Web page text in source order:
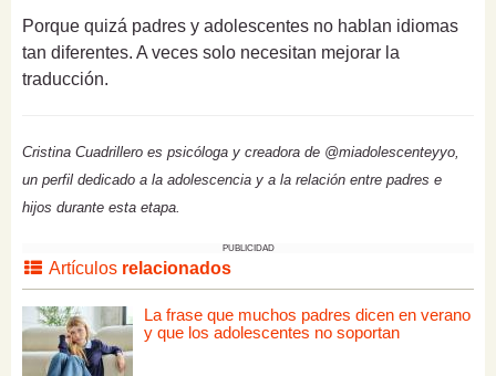
Porque quizá padres y adolescentes no hablan idiomas
tan diferentes. A veces solo necesitan mejorar la
traducción.
Cristina Cuadrillero es psicóloga y creadora de @miadolescenteyyo,
un perfil dedicado a la adolescencia y a la relación entre padres e
hijos durante esta etapa.
PUBLICIDAD
Artículos relacionados
La frase que muchos padres dicen en verano
y que los adolescentes no soportan